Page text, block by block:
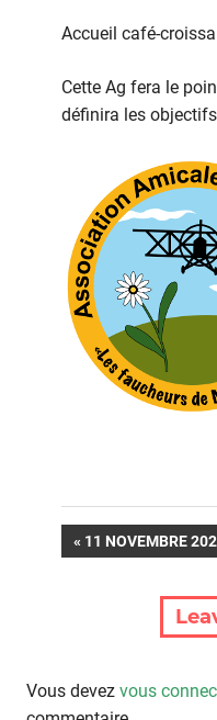
Accueil café-
Cette Ag fera le
définira les
Navigation
PREVIOUS
11 NOVEMBRE
Vous devez vous